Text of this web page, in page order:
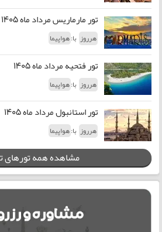
تور مارماریس مرداد ماه 1405
هرروز با:هواپیما
تور فتحیه مرداد ماه 1405
هرروز با:هواپیما
تور استانبول مرداد ماه 1405
هرروز با:هواپیما
مشاهده همه تورهای